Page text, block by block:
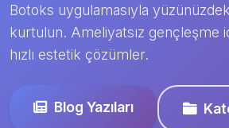
Botoks uygulamasıyla yüzünüzdeki
kurtulun. Ameliyatsız gençleşme
hızlı estetik çözümler.
Blog Yazıları